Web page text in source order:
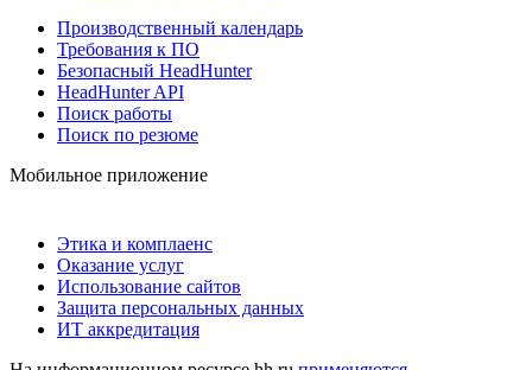
Производственный календарь
Требования к ПО
Безопасный HeadHunter
HeadHunter API
Поиск работы
Поиск по резюме
Мобильное приложение
Этика и комплаенс
Оказание услуг
Использование сайтов
Защита персональных данных
ИТ аккредитация